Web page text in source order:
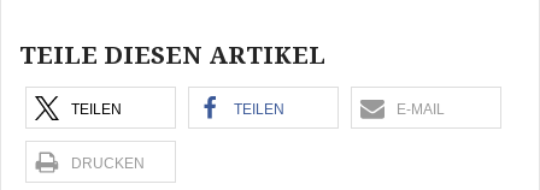
TEILE DIESEN ARTIKEL
TEILEN TEILEN E-MAIL
DRUCKEN